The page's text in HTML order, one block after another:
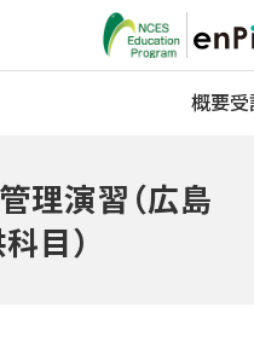
概要
理演習（広島
目）